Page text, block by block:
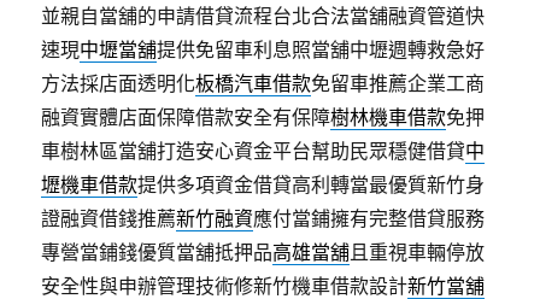
並親自當舖的申請借貸流程台北合法當舖融資管道快
速現中壢當舖提供免留車利息照當舖中壢週轉救急好
方法採店面透明化板橋汽車借款免留車推薦企業工商
融資實體店面保障借款安全有保障樹林機車借款免押
車樹林區當舖打造安心資金平台幫助民眾穩健借貸中
壢機車借款提供多項資金借貸高利轉當最優質新竹身
證融資借錢推薦新竹融資應付當鋪擁有完整借貸服務
專營當鋪錢優質當舖抵押品高雄當舖且重視車輛停放
安全性與申辦管理技術修新竹機車借款設計新竹當舖